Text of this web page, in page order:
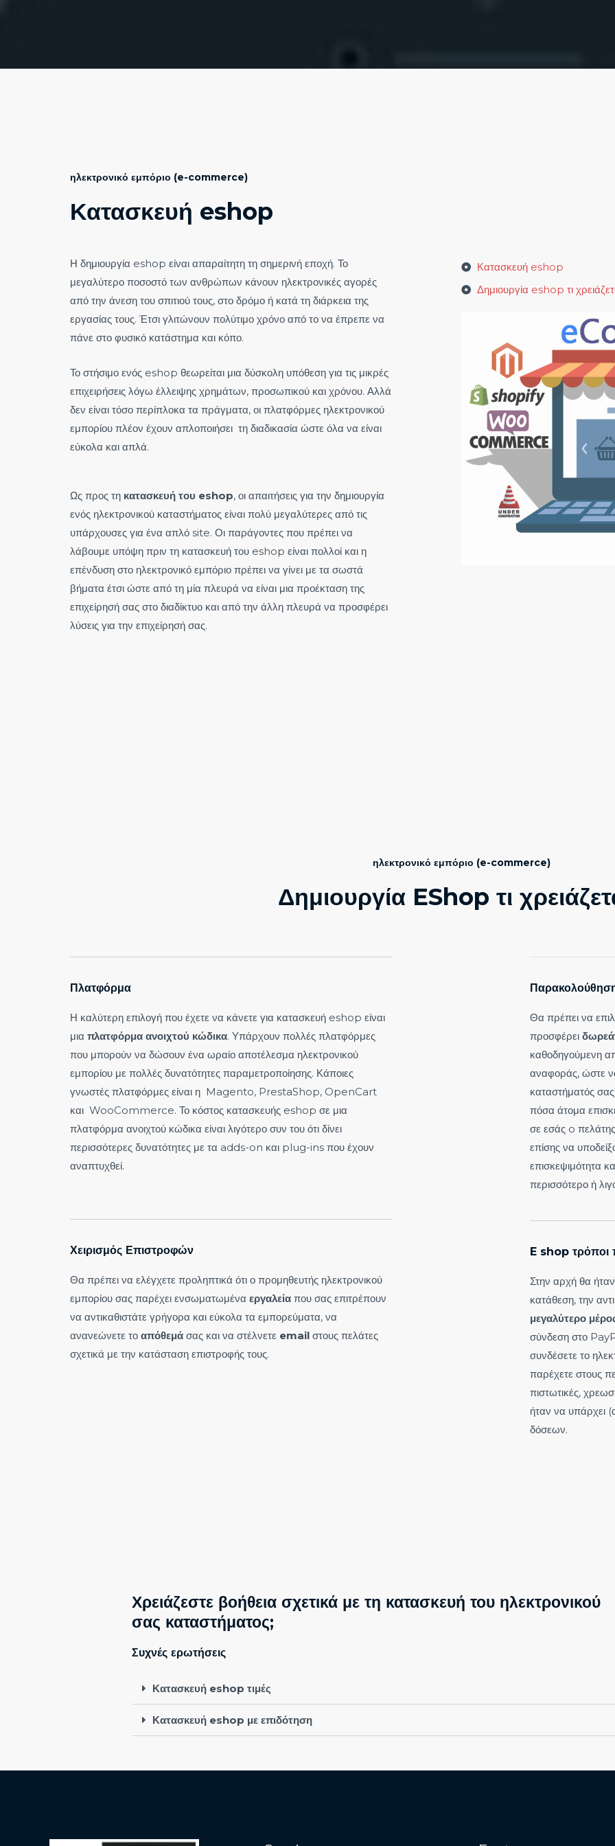
ηλεκτρονικό εμπόριο (e-commerce)
Κατασκευή eshop
Η δημιουργία eshop είναι απαραίτητη τη σημερινή εποχή. Το
μεγαλύτερο ποσοστό των ανθρώπων κάνουν ηλεκτρονικές αγορές
από την άνεση του σπιτιού τους, στο δρόμο ή κατά τη διάρκεια της
εργασίας τους. Έτσι γλιτώνουν πολύτιμο χρόνο από το να έπρεπε να
πάνε στο φυσικό κατάστημα και κόπο.
Το στήσιμο ενός eshop θεωρείται μια δύσκολη υπόθεση για τις μικρές
επιχειρήσεις λόγω έλλειψης χρημάτων, προσωπικού και χρόνου. Αλλά
δεν είναι τόσο περίπλοκα τα πράγματα, οι πλατφόρμες ηλεκτρονικού
εμπορίου πλέον έχουν απλοποιήσει τη διαδικασία ώστε όλα να είναι
εύκολα και απλά.
Ως προς τη κατασκευή του eshop, οι απαιτήσεις για την δημιουργία
ενός ηλεκτρονικού καταστήματος είναι πολύ μεγαλύτερες από τις
υπάρχουσες για ένα απλό site. Οι παράγοντες που πρέπει να
λάβουμε υπόψη πριν τη κατασκευή του eshop είναι πολλοί και η
επένδυση στο ηλεκτρονικό εμπόριο πρέπει να γίνει με τα σωστά
βήματα έτσι ώστε από τη μία πλευρά να είναι μια προέκταση της
επιχείρησή σας στο διαδίκτυο και από την άλλη πλευρά να προσφέρει
λύσεις για την επιχείρησή σας.
Κατασκευή eshop
Δημιουργία eshop τι
ηλεκτρονικό εμπόριο (e-commerce)
Δημιουργία EShop τι
Πλατφόρμα
Η καλύτερη επιλογή που έχετε να κάνετε για κατασκευή eshop είναι
μια πλατφόρμα ανοιχτού κώδικα. Υπάρχουν πολλές πλατφόρμες
που μπορούν να δώσουν ένα ωραίο αποτέλεσμα ηλεκτρονικού
εμπορίου με πολλές δυνατότητες παραμετροποίησης. Κάποιες
γνωστές πλατφόρμες είναι η Magento, PrestaShop, OpenCart
και WooCommerce. Το κόστος κατασκευής eshop σε μια
πλατφόρμα ανοιχτού κώδικα είναι λιγότερο συν του ότι δίνει
περισσότερες δυνατότητες με τα adds-on και plug-ins που έχουν
αναπτυχθεί.
Χειρισμός Επιστροφών
Θα πρέπει να ελέγχετε προληπτικά ότι ο προμηθευτής ηλεκτρονικού
εμπορίου σας παρέχει ενσωματωμένα εργαλεία που σας επιτρέπουν
να αντικαθιστάτε γρήγορα και εύκολα τα εμπορεύματα, να
ανανεώνετε το απόθεμά σας και να στέλνετε email στους πελάτες
σχετικά με την κατάσταση επιστροφής τους.
Θα πρέπει να
προσφέρει
καθοδηγούμενη
αναφοράς, ώστε
καταστήματός
πόσα άτομα
σε εσάς o
επίσης να
επισκεψιμότητα
περισσότερο ή
E shop τρόποι
Στην αρχή θα
κατάθεση, την
μεγαλύτερο
σύνδεση στο
συνδέσετε το
παρέχετε στους
πιστωτικές,
ήταν να υπάρχει
δόσεων.
Χρειάζεστε βοήθεια σχετικά με τη κατασκευή του ηλεκτρονικού
σας καταστήματος;
Συχνές ερωτήσεις
Κατασκευή eshop τιμές
Κατασκευή eshop με επιδότηση